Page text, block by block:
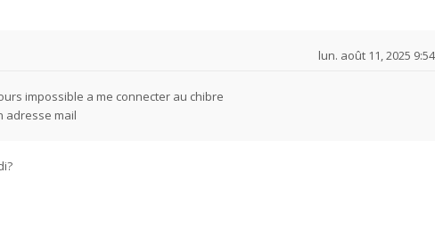
lun. août 11, 2025
impossible a me connecter au chibre
adresse mail